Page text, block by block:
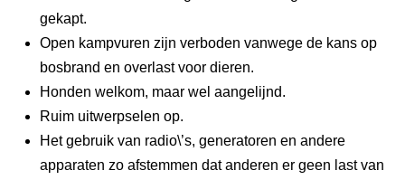
gekapt.
Open kampvuren zijn verboden vanwege de kans op
bosbrand en overlast voor dieren.
Honden welkom, maar wel aangelijnd.
Ruim uitwerpselen op.
Het gebruik van radio\’s, generatoren en andere
apparaten zo afstemmen dat anderen er geen last van